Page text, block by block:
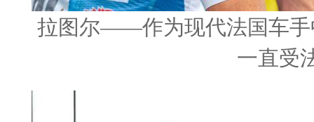
拉图尔——作为现代法国车手
一直受